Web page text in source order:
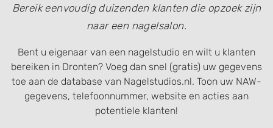
Bereik eenvoudig duizenden klanten die opzoek zijn
naar een nagelsalon.
Bent u eigenaar van een nagelstudio en wilt u klanten
bereiken in Dronten? Voeg dan snel (gratis) uw gegevens
toe aan de database van Nagelstudios.nl. Toon uw NAW-
gegevens, telefoonnummer, website en acties aan
potentiele klanten!